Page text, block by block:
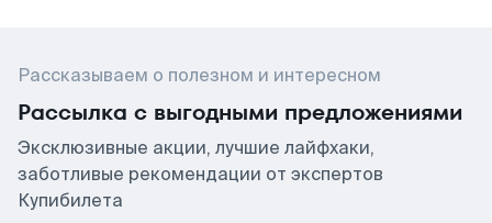
Рассказываем о полезном и интересном
Рассылка с выгодными предложениями
Эксклюзивные акции, лучшие лайфхаки,
заботливые рекомендации от экспертов
Купибилета